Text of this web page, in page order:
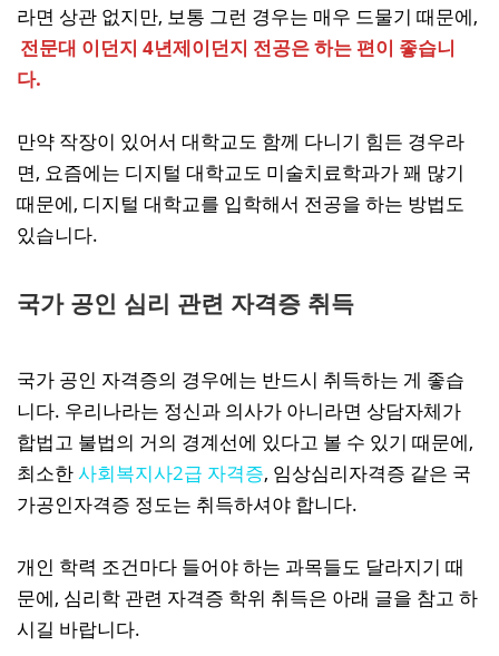
라면 상관 없지만, 보통 그런 경우는 매우 드물기 때문에,
전문대 이던지 4년제이던지 전공은 하는 편이 좋습니
다.
만약 작장이 있어서 대학교도 함께 다니기 힘든 경우라
면, 요즘에는 디지털 대학교도 미술치료학과가 꽤 많기
때문에, 디지털 대학교를 입학해서 전공을 하는 방법도
있습니다.
국가 공인 심리 관련 자격증 취득
국가 공인 자격증의 경우에는 반드시 취득하는 게 좋습
니다. 우리나라는 정신과 의사가 아니라면 상담자체가
합법고 불법의 거의 경계선에 있다고 볼 수 있기 때문에,
최소한사회복지사2급 자격증, 임상심리자격증 같은 국
가공인자격증 정도는 취득하셔야 합니다.
개인 학력 조건마다 들어야 하는 과목들도 달라지기 때
문에, 심리학 관련 자격증 학위 취득은 아래 글을 참고 하
시길 바랍니다.